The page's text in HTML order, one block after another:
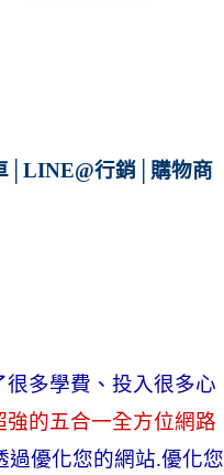
│LINE@行銷
購物商
很多學費、投入很多心
的五合一全方位網路
過優化您的網站.優化您